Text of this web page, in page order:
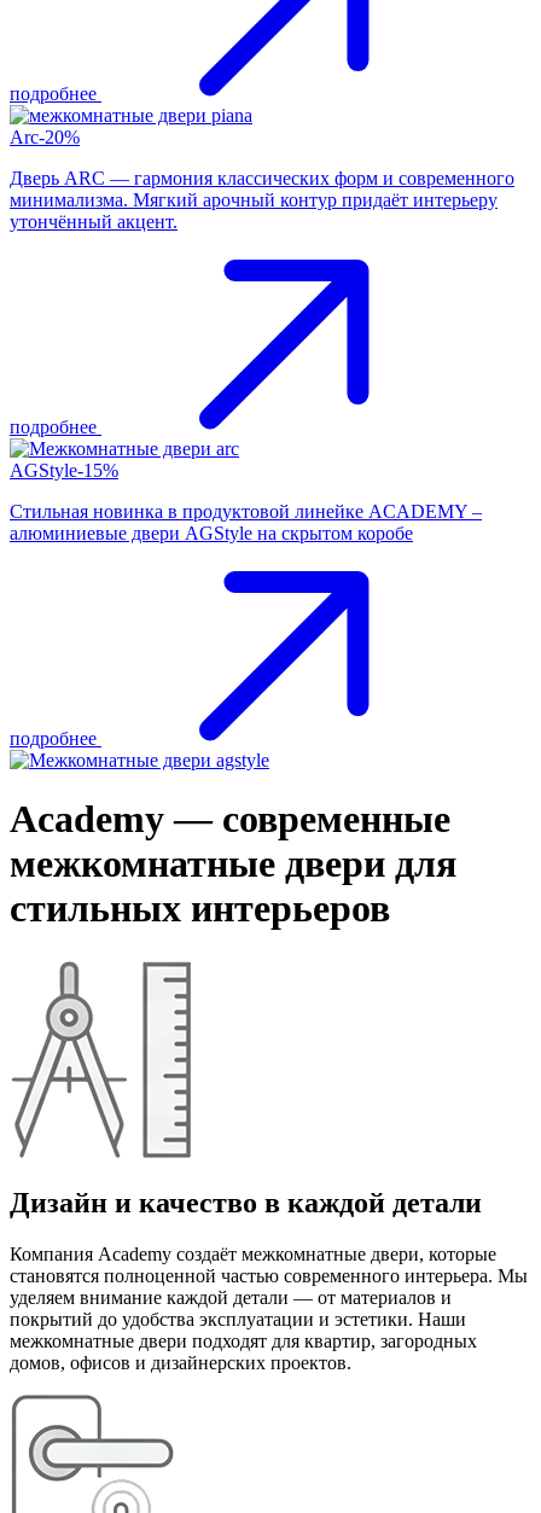
подробнее
Arc-20%
Дверь ARC — гармония классических форм и современного
минимализма. Мягкий арочный контур придаёт интерьеру
утончённый акцент.
подробнее
AGStyle-15%
Стильная новинка в продуктовой линейке ACADEMY –
алюминиевые двери AGStyle на скрытом коробе
подробнее
Academy — современные
межкомнатные двери для
стильных интерьеров
Дизайн и качество в каждой детали
Компания Academy создаёт межкомнатные двери, которые
становятся полноценной частью современного интерьера. Мы
уделяем внимание каждой детали — от материалов и
покрытий до удобства эксплуатации и эстетики. Наши
межкомнатные двери подходят для квартир, загородных
домов, офисов и дизайнерских проектов.